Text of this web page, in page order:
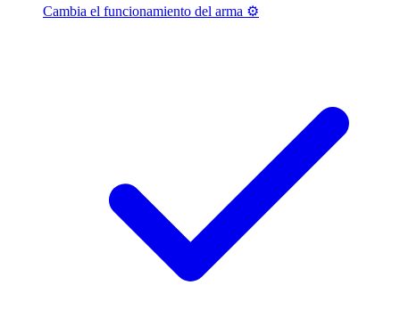
Cambia el funcionamiento del arma ⚙️